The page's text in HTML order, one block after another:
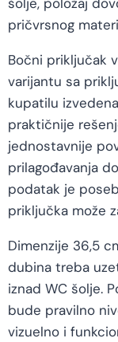
pričvrsnog
Bočni priključak
varijantu sa
kupatilu
praktičnije
jednostavnije
prilagođavanja
podatak je
priključka može
Dimenzije 36,5
dubina treba
iznad WC šolje.
bude pravilno
vizuelno i